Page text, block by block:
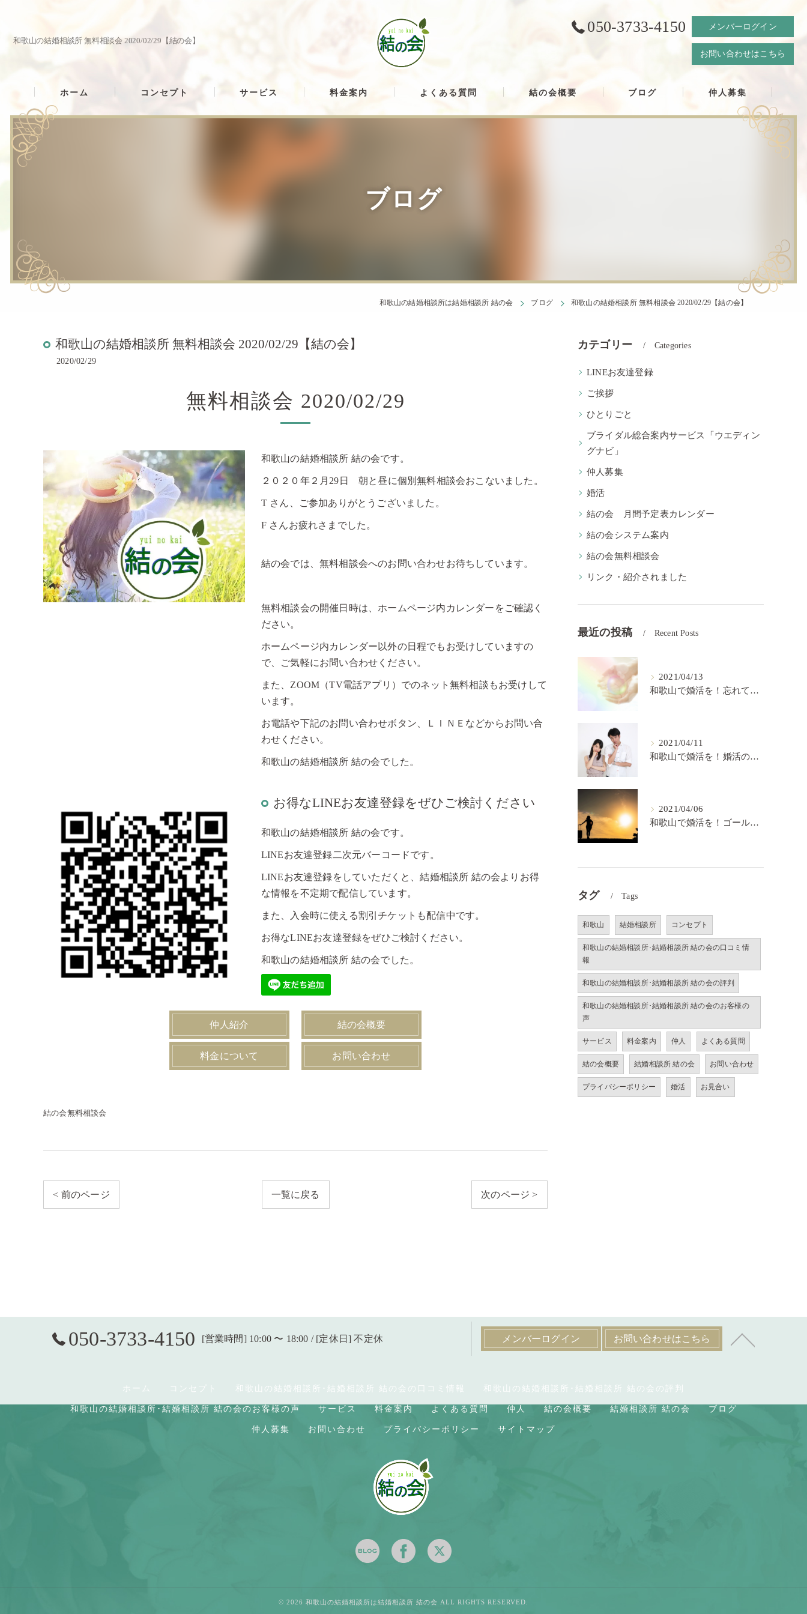
和歌山の結婚相談所 無料相談会 2020/02/29【結の会】
050-3733-4150 メンバーログイン
お問い合わせはこちら
ホーム コンセプト サービス 料金案内 よくある質問 結の会概要 ブログ 仲人募集
ブログ
和歌山の結婚相談所は結婚相談所 結の会 ブログ 和歌山の結婚相談所 無料相談会 2020/02/29【結の会】
和歌山の結婚相談所 無料相談会 2020/02/29【結の会】
2020/02/29
無料相談会 2020/02/29
和歌山の結婚相談所 結の会です。
２０２０年２月29日 朝と昼に個別無料相談会おこないました。
T さん、ご参加ありがとうございました。
F さんお疲れさまでした。
結の会では、無料相談会へのお問い合わせお待ちしています。
無料相談会の開催日時は、ホームページ内カレンダーをご確認く
ださい。
ホームページ内カレンダー以外の日程でもお受けしていますの
で、ご気軽にお問い合わせください。
また、ZOOM（TV電話アプリ）でのネット無料相談もお受けして
います。
お電話や下記のお問い合わせボタン、ＬＩＮＥなどからお問い合
わせください。
和歌山の結婚相談所 結の会でした。
お得なLINEお友達登録をぜひご検討ください
和歌山の結婚相談所 結の会です。
LINEお友達登録二次元バーコードです。
LINEお友達登録をしていただくと、結婚相談所 結の会よりお得
な情報を不定期で配信しています。
また、入会時に使える割引チケットも配信中です。
お得なLINEお友達登録をぜひご検討ください。
和歌山の結婚相談所 結の会でした。
仲人紹介 結の会概要
料金について お問い合わせ
結の会無料相談会
< 前のページ 一覧に戻る 次のページ >
カテゴリー Categories
LINEお友達登録
ご挨拶
ひとりごと
ブライダル総合案内サービス「ウエディン
グナビ」
仲人募集
婚活
結の会 月間予定表カレンダー
結の会システム案内
結の会無料相談会
リンク・紹介されました
最近の投稿 Recent Posts
2021/04/13
和歌山で婚活を！忘れてはいけない婚活の秘訣【結の会】
2021/04/11
和歌山で婚活を！婚活の中で大切なこと【結の会】
2021/04/06
和歌山で婚活を！ゴールを決めるということ【結の会】
タグ Tags
和歌山 結婚相談所 コンセプト
和歌山の結婚相談所･結婚相談所 結の会の口コミ情
報
和歌山の結婚相談所･結婚相談所 結の会の評判
和歌山の結婚相談所･結婚相談所 結の会のお客様の
声
サービス 料金案内 仲人 よくある質問
結の会概要 結婚相談所 結の会 お問い合わせ
プライバシーポリシー 婚活 お見合い
050-3733-4150 [営業時間] 10:00 〜 18:00 / [定休日] 不定休 メンバーログイン お問い合わせはこちら
ホーム コンセプト 和歌山の結婚相談所･結婚相談所 結の会の口コミ情報 和歌山の結婚相談所･結婚相談所 結の会の評判
和歌山の結婚相談所･結婚相談所 結の会のお客様の声 サービス 料金案内 よくある質問 仲人 結の会概要 結婚相談所 結の会 ブログ
仲人募集 お問い合わせ プライバシーポリシー サイトマップ
© 2026 和歌山の結婚相談所は結婚相談所 結の会 ALL RIGHTS RESERVED.